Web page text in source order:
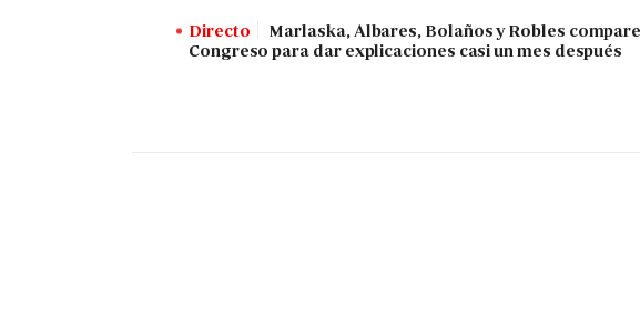
Directo
Marlaska, Albares, Bolaños y Robles
Congreso para dar explicaciones casi un mes después